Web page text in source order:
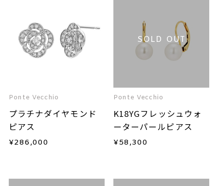
Ponte Vecchio
プラチナダイヤモンド
ピアス
¥286,000
SOLD OUT
Ponte Vecchio
K18YGフレッシュウォ
ーターパールピアス
¥58,300